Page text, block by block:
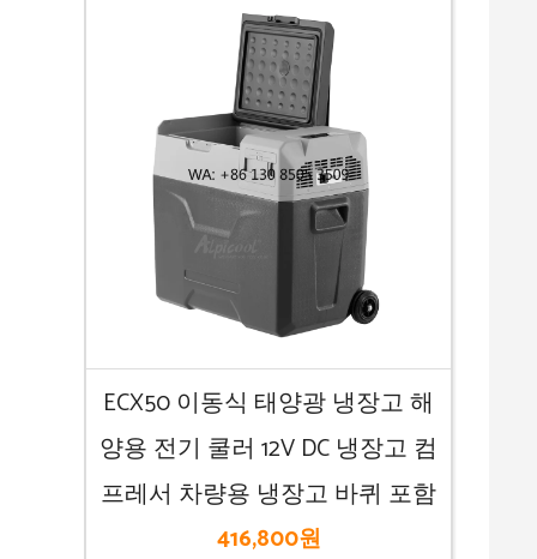
ECX50 이동식 태양광 냉장고 해
양용 전기 쿨러 12V DC 냉장고 컴
프레서 차량용 냉장고 바퀴 포함
416,800원